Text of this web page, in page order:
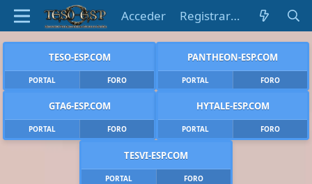
Acceder Registrarse
TESO-ESP.COM
PORTAL FORO
PANTHEON-ESP.COM
PORTAL FORO
GTA6-ESP.COM
PORTAL FORO
HYTALE-ESP.COM
PORTAL FORO
TESVI-ESP.COM
PORTAL FORO